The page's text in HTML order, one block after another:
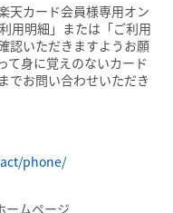
天カード会員様専用オン
用明細」または「ご利用
認いただきますようお願
て身に覚えのないカード
でお問い合わせいただき
phone/
ームページ